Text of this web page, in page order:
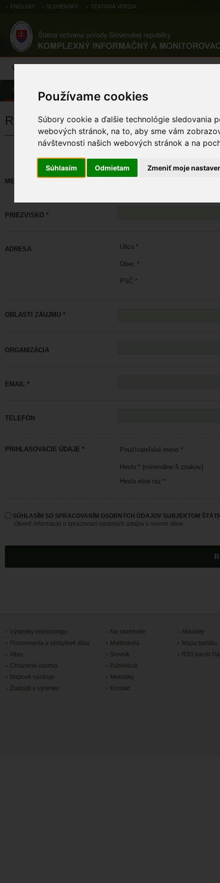
Používame cookies
Súbory cookie a ďalšie technológie sledovania
webových stránok, na to, aby sme vám
návštevnosti našich webových stránok a na
Súhlasím Odmietam Zmeniť moje
ENGLISH SLOVENSKY TEXTOVÁ VERZIA
Výsledky monitoringu
Úvod
Registrácia
Políčka označené * sú
MENO *
PRIEZVISKO *
ADRESA Ulica *
Obec *
PSČ *
OBLASTI ZÁUJMU *
ORGANIZÁCIA
EMAIL *
TELEFÓN
PRIHLASOVACIE ÚDAJE * Používateľské meno *
Heslo * (minimálne 6 znakov)
Heslo ešte raz *
SÚHLASÍM SO SPRACOVANÍM OSOBNÝCH ÚDAJOV SUBJEKTOM
Otvoriť informáciu o spracovaní osobných údajov v novom okne
Výsledky monitoringu
Pozorovania a výskytové dáta
Atlas
Chránené územia
Mapové nástroje
Žiadosti a výnimky
Na stiahnutie
Multimédiá
Slovník
Publikácie
Metodiky
Kontakt
Aktuality
Mapa portálu
RSS kanál